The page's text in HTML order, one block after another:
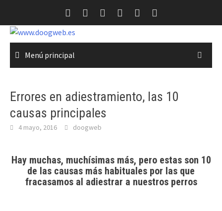
contenido
Menú principal
Errores en adiestramiento, las 10
causas principales
4 mayo, 2016 doogweb
Hay muchas, muchísimas más, pero estas son 10
de las causas más habituales por las que
fracasamos al adiestrar a nuestros perros